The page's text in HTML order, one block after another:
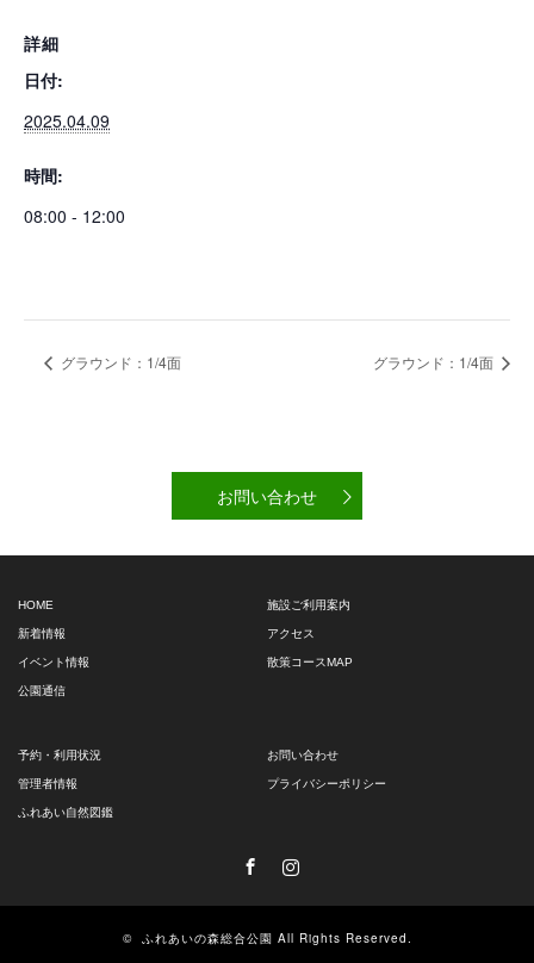
詳細
日付:
2025.04.09
時間:
08:00 - 12:00
グラウンド：1/4面 グラウンド：1/4面
お問い合わせ
HOME
新着情報
イベント情報
公園通信
施設ご利用案内
アクセス
散策コースMAP
予約・利用状況
管理者情報
ふれあい自然図鑑
お問い合わせ
プライバシーポリシー
© ふれあいの森総合公園 All Rights Reserved.